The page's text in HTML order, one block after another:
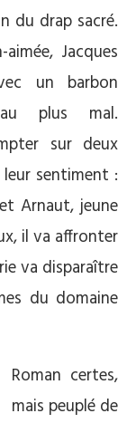
du drap sacré.
Jacques
un barbon
plus mal.
sur deux
sentiment :
Arnaut, jeune
il va affronter
va disparaître
du domaine
Roman certes,
mais peuplé de